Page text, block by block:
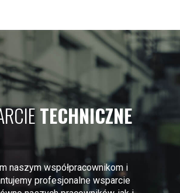
TECHNICZNE
naszym współpracownikom i
profesjonalne wsparcie